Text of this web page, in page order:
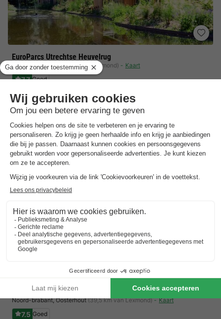
EuroParcs Utrechtse Heuvelrug
Utrecht,Maarn (26,8 km van Lexmond) Kaart
7.7 Goed
Directe ligging in Nationaal Park Utrechtse…
Verwarmd buitenzwembad met zonneterras
Centrale locatie in Nederland met geweldige…
Toon prijzen
Landal De Katjeskelder
Noord-brabant,Oosterhout (39,5 km van Lexmond) Kaart
7.5 Goed